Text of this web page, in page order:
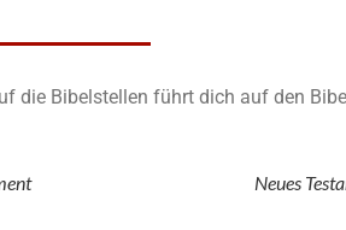
die Bibelstellen führt dich auf den
Neues